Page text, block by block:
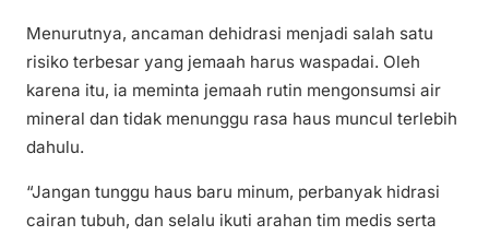
Menurutnya, ancaman dehidrasi menjadi salah satu
risiko terbesar yang jemaah harus waspadai. Oleh
karena itu, ia meminta jemaah rutin mengonsumsi air
mineral dan tidak menunggu rasa haus muncul terlebih
dahulu.
“Jangan tunggu haus baru minum, perbanyak hidrasi
cairan tubuh, dan selalu ikuti arahan tim medis serta